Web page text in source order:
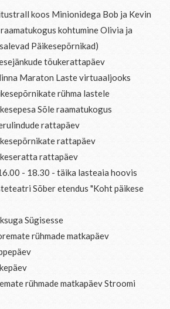
koos Minionidega Bob ja Kevin
kohtumine Olivia ja
Päikesepõrnikad)
tõukerattapäev
Maraton Laste virtuaaljooks
rühma lastele
Sõle raamatukogus
rattapäev
rattapäev
rattapäev
- 18.30 - täika lasteaia hoovis
Sõber etendus "Koht päikese
Sügisesse
rühmade matkapäev
rühmade matkapäev Stroomi